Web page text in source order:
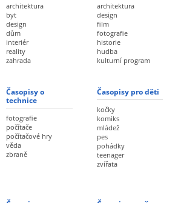
architektura
byt
design
dům
interiér
reality
zahrada
architektura
design
film
fotografie
historie
hudba
kulturní program
Časopisy o
technice
fotografie
počítače
počítačové hry
věda
zbraně
Časopisy pro děti
kočky
komiks
mládež
pes
pohádky
teenager
zvířata